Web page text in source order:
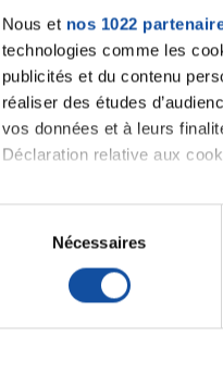
Nous et nos 1022
technologies comme les
publicités et du contenu
réaliser des études
vos données et à leurs
Déclaration relative aux
Si vous le permettez, nous
Collecter des
digitales).
Pour en savoir plus sur le
. Vous pouvez
Nécessaires
Je